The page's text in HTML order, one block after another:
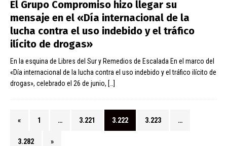
El Grupo Compromiso hizo llegar su
mensaje en el «Día internacional de la
lucha contra el uso indebido y el tráfico
ilícito de drogas»
En la esquina de Libres del Sur y Remedios de Escalada En el marco del
«Día internacional de la lucha contra el uso indebido y el tráfico ilícito de
drogas», celebrado el 26 de junio, […]
« 1 … 3.221 3.222 3.223 …
3.282 »